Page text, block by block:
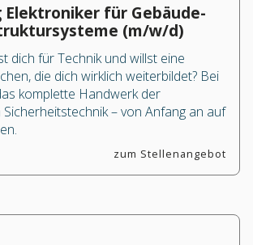
Elektroniker für Gebäude-
(m/w/d)
dich für Technik und willst eine
die dich wirklich weiterbildet? Bei
komplette Handwerk der
– von Anfang an auf
zum Stellenangebot